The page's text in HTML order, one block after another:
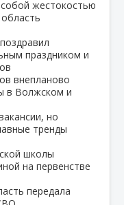
жестокостью
праздником и
внепланово
в Волжском и
но
тренды
школы
на первенстве
передала